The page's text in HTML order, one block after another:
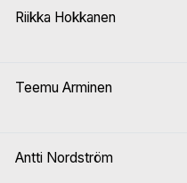
Riikka Hokkanen
Teemu Arminen
Antti Nordström